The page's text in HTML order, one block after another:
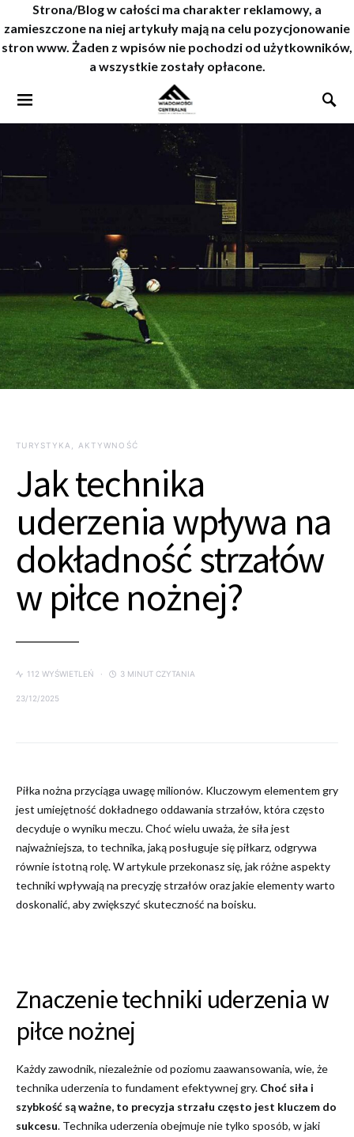
Strona/Blog w całości ma charakter reklamowy, a
zamieszczone na niej artykuły mają na celu pozycjonowanie
stron www. Żaden z wpisów nie pochodzi od użytkowników,
a wszystkie zostały opłacone.
TURYSTYKA, AKTYWNOŚĆ
Jak technika
uderzenia wpływa na
dokładność strzałów
w piłce nożnej?
112 WYŚWIETLEŃ 3 MINUT CZYTANIA
23/12/2025
Piłka nożna przyciąga uwagę milionów. Kluczowym elementem gry
jest umiejętność dokładnego oddawania strzałów, która często
decyduje o wyniku meczu. Choć wielu uważa, że siła jest
najważniejsza, to technika, jaką posługuje się piłkarz, odgrywa
równie istotną rolę. W artykule przekonasz się, jak różne aspekty
techniki wpływają na precyzję strzałów oraz jakie elementy warto
doskonalić, aby zwiększyć skuteczność na boisku.
Znaczenie techniki uderzenia w
piłce nożnej
Każdy zawodnik, niezależnie od poziomu zaawansowania, wie, że
technika uderzenia to fundament efektywnej gry. Choć siła i
szybkość są ważne, to precyzja strzału często jest kluczem do
sukcesu. Technika uderzenia obejmuje nie tylko sposób, w jaki